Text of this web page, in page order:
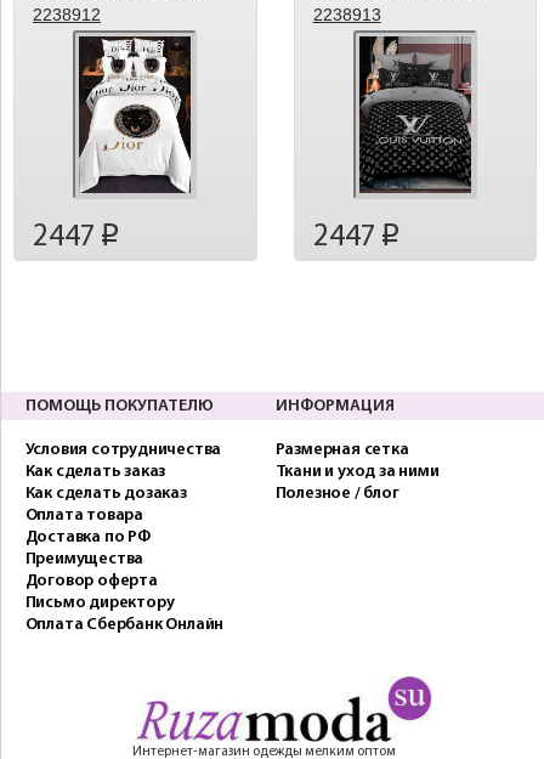
2238912
2447 p
2238913
2447 p
ПОМОЩЬ ПОКУПАТЕЛЮ
Условия сотрудничества
Как сделать заказ
Как сделать дозаказ
Оплата товара
Доставка по РФ
Преимущества
Договор оферта
Письмо директору
Оплата Сбербанк Онлайн
ИНФОРМАЦИЯ
Размерная сетка
Ткани и уход за ними
Полезное / блог
Интернет-магазин одежды мелким оптом